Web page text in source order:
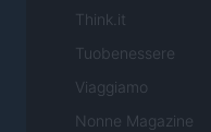
Think.it
Tuobenessere
Viaggiamo
Nonne Magazine